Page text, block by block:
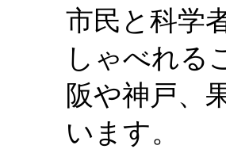
市民と科学
しゃべれる
阪や神戸、
います。